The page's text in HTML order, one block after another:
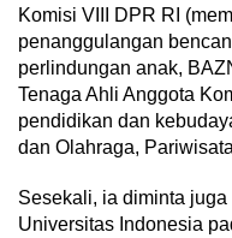
Komisi VIII DPR RI
penanggulangan
perlindungan anak,
Tenaga Ahli Anggota
pendidikan dan
dan Olahraga,
Sesekali, ia diminta
Universitas Indonesia